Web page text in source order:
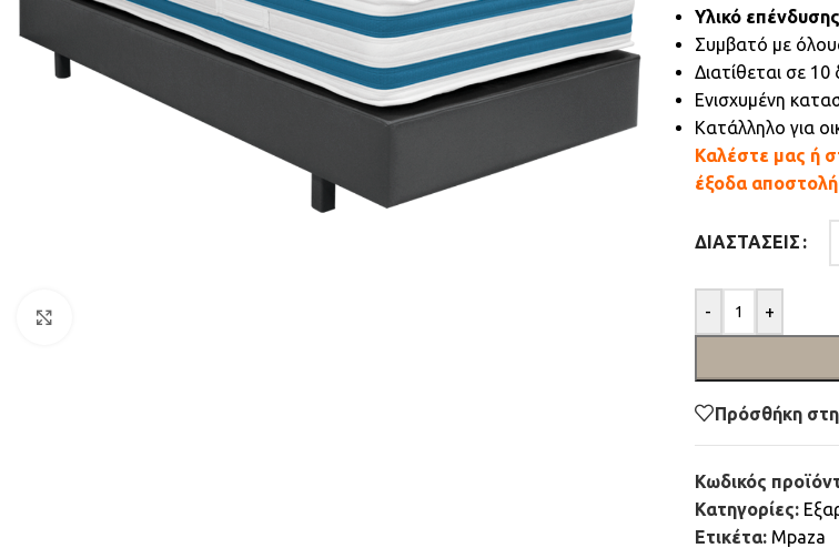
Υλικό επένδυσης
Συμβατό με
Διατίθεται σε 10
Ενισχυμένη
Κατάλληλο για
Καλέστε μας ή
έξοδα
ΔΙΑΣΤΆΣΕΙΣ
- +
Πρόσθήκη
Κωδικός
Κατηγορίες:
Ετικέτα: Mpaza